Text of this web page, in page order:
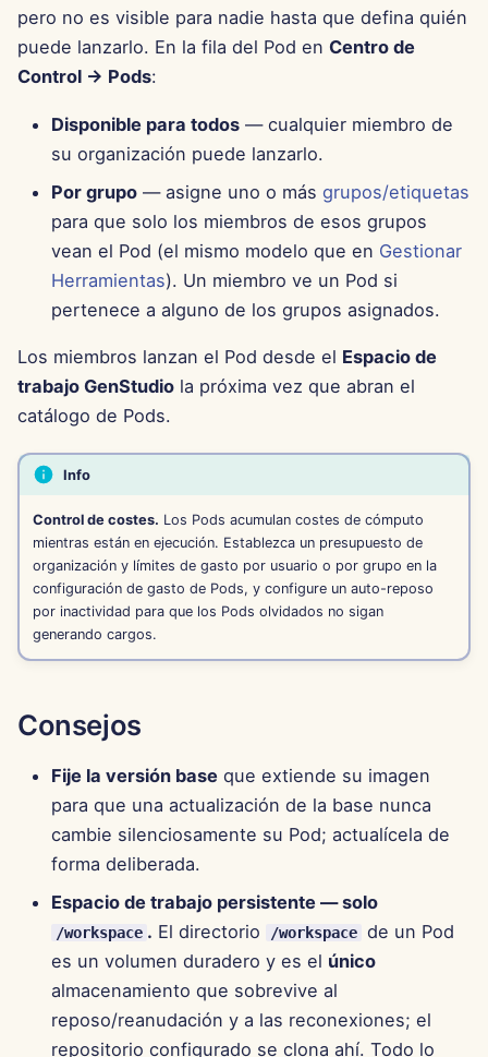
11 de octubre de 2024
4 de octubre de 2024
27 de septiembre de 2024
13 de septiembre de 2024
6 de septiembre de 2024
16 de agosto de 2024
2 de agosto de 2024
26 de julio de 2024
12 de julio de 2024
5 de julio de 2024
28 de junio de 2024
21 de junio de 2024
12 de noviembre de 2023
6 de noviembre de 2023
30 de octubre de 2023
16 de octubre de 2023
pero no es visible para nadie hasta que defina quién
puede lanzarlo. En la fila del Pod en Centro de
Control → Pods:
Disponible para todos— cualquier miembro de
su organización puede lanzarlo.
Por grupo— asigne uno o más grupos/etiquetas
para que solo los miembros de esos grupos
vean el Pod (el mismo modelo que en Gestionar
Herramientas). Un miembro ve un Pod si
pertenece a alguno de los grupos asignados.
Los miembros lanzan el Pod desde el Espacio de
trabajo GenStudio la próxima vez que abran el
catálogo de Pods.
Info
Control de costes. Los Pods acumulan costes de cómputo
mientras están en ejecución. Establezca un presupuesto de
organización y límites de gasto por usuario o por grupo en la
configuración de gasto de Pods, y configure un auto-reposo
por inactividad para que los Pods olvidados no sigan
generando cargos.
Consejos
Fije la versión baseque extiende su imagen
para que una actualización de la base nunca
cambie silenciosamente su Pod; actualícela de
forma deliberada.
Espacio de trabajo persistente — solo
/workspace . El directorio /workspace de un Pod
es un volumen duradero y es el único
almacenamiento que sobrevive al
reposo/reanudación y a las reconexiones; el
repositorio configurado se clona ahí. Todo lo